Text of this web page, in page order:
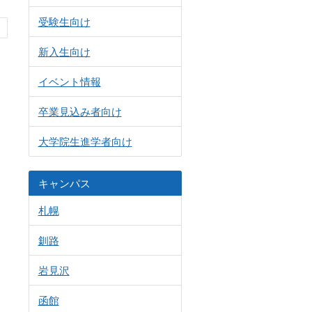
受験生向け
新入生向け
イベント情報
卒業見込み者向け
大学院生進学者向け
キャンパス
札幌
釧路
岩見沢
函館